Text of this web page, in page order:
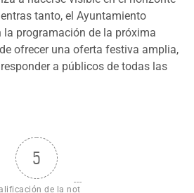
tanto, el Ayuntamiento
programación de la próxima
ofrecer una oferta festiva amplia,
a públicos de todas las
5
de la not